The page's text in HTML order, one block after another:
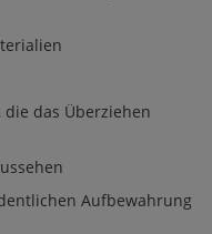
das Überziehen
Aufbewahrung